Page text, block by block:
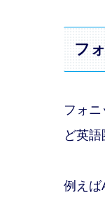
フ
フォ
ど英
例えば